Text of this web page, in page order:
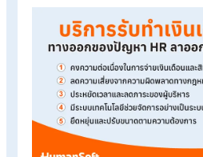
หัวหน้าฝ่ายหรือแม้แต่ผู้บริหาร อา
ทำให้เสียเวลาจากภารกิจหลัก แล
ประสิทธิภาพ
บริการรับจ้างทำเงิน
ปัญหา HR ลาออกก